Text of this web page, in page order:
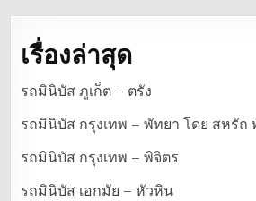
เรื่องล่าสุด
รถมินิบัส ภูเก็ต – ตรัง
รถมินิบัส กรุงเทพ – พัทยา โดย สหรัถ
รถมินิบัส กรุงเทพ – พิจิตร
รถมินิบัส เอกมัย – หัวหิน